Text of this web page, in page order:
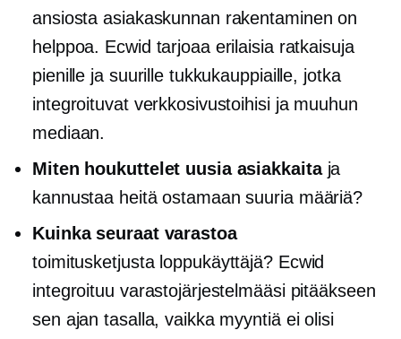
ansiosta asiakaskunnan rakentaminen on
helppoa. Ecwid tarjoaa erilaisia ​​ratkaisuja
pienille ja suurille tukkukauppiaille, jotka
integroituvat verkkosivustoihisi ja muuhun
mediaan.
Miten houkuttelet uusia asiakkaitaja
kannustaa heitä ostamaan suuria määriä?
Kuinka seuraat varastoa
toimitusketjusta loppukäyttäjä?Ecwid
integroituu varastojärjestelmääsi pitääkseen
sen ajan tasalla, vaikka myyntiä ei olisi